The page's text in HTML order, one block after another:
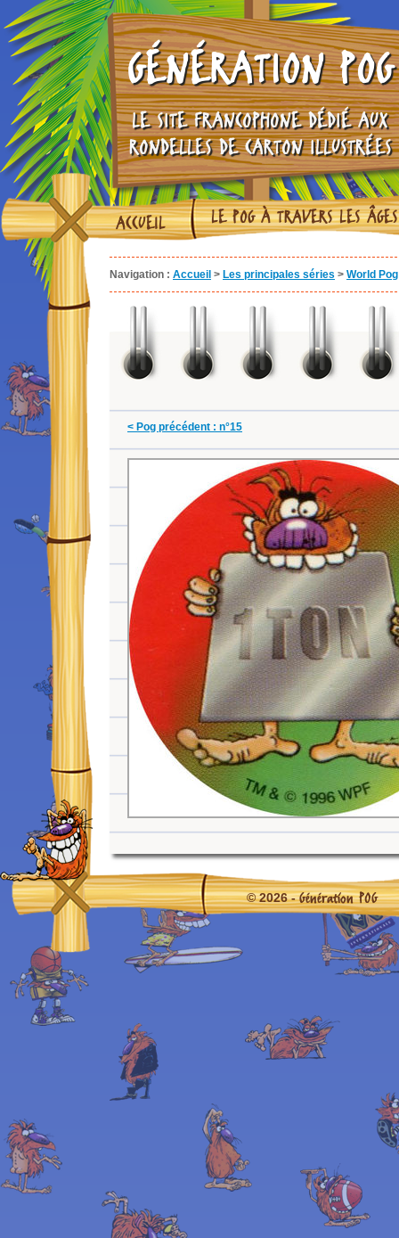
GÉNÉRATION POG
LE SITE FRANCOPHONE DÉDIÉ AUX
RONDELLES DE CARTON ILLUSTRÉES
ACCUEIL LE POG À TRAVERS LES ÂGES
Navigation : Accueil > Les principales séries > World
< Pog précédent : n°15
© 2026 -Génération POG